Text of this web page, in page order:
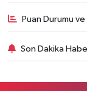
Puan Durumu
Son Dakika